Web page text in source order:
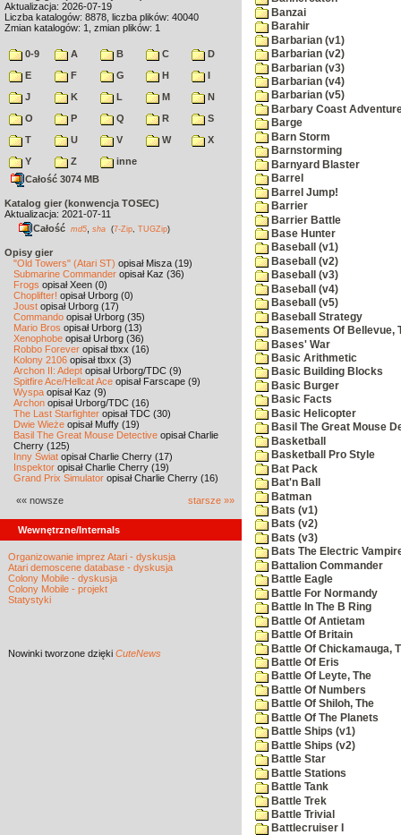
Aktualizacja: 2026-07-19
Liczba katalogów: 8878, liczba plików: 40040
Zmian katalogów: 1, zmian plików: 1
0-9 A B C
D
E
F G H
I
J
K L M
N
O
P Q R
S
T
U V W
X
Y
Z
inne
Całość 3074 MB
Katalog gier (konwencja TOSEC)
Aktualizacja: 2021-07-11
Całość md5 sha (7-Zip TUGZip)
Opisy gier
"Old Towers" (Atari ST) opisał Misza (19)
Submarine Commander opisał Kaz (36)
Frogs opisał Xeen (0)
Choplifter! opisał Urborg (0)
Joust opisał Urborg (17)
Commando opisał Urborg (35)
Mario Bros opisał Urborg (13)
Xenophobe opisał Urborg (36)
Robbo Forever opisał tbxx (16)
Kolony 2106 opisał tbxx (3)
Archon II: Adept opisał Urborg/TDC (9)
Spitfire Ace/Hellcat Ace opisał Farscape (9)
Wyspa opisał Kaz (9)
Archon opisał Urborg/TDC (16)
The Last Starfighter opisał TDC (30)
Dwie Wieże opisał Muffy (19)
Basil The Great Mouse Detective opisał Charlie
Cherry (125)
Inny Świat opisał Charlie Cherry (17)
Inspektor opisał Charlie Cherry (19)
Grand Prix Simulator opisał Charlie Cherry (16)
«« nowsze starsze »»
Wewnętrzne/Internals
Organizowanie imprez Atari - dyskusja
Atari demoscene database - dyskusja
Colony Mobile - dyskusja
Colony Mobile - projekt
Statystyki
Nowinki tworzone dzięki CuteNews
Banzai
Barahir
Barbarian (v1)
Barbarian (v2)
Barbarian (v3)
Barbarian (v4)
Barbarian (v5)
Barbary Coast
Barge
Barn Storm
Barnstorming
Barnyard Blaster
Barrel
Barrel Jump!
Barrier
Barrier Battle
Base Hunter
Baseball (v1)
Baseball (v2)
Baseball (v3)
Baseball (v4)
Baseball (v5)
Baseball Strategy
Basements Of Bellevue,
Bases' War
Basic Arithmetic
Basic Building Blocks
Basic Burger
Basic Facts
Basic Helicopter
Basil The Great Mouse
Basketball
Basketball Pro Style
Bat Pack
Bat'n Ball
Batman
Bats (v1)
Bats (v2)
Bats (v3)
Bats The Electric
Battalion Commander
Battle Eagle
Battle For Normandy
Battle In The B Ring
Battle Of Antietam
Battle Of Britain
Battle Of Chickamauga,
Battle Of Eris
Battle Of Leyte, The
Battle Of Numbers
Battle Of Shiloh, The
Battle Of The Planets
Battle Ships (v1)
Battle Ships (v2)
Battle Star
Battle Stations
Battle Tank
Battle Trek
Battle Trivial
Battlecruiser I